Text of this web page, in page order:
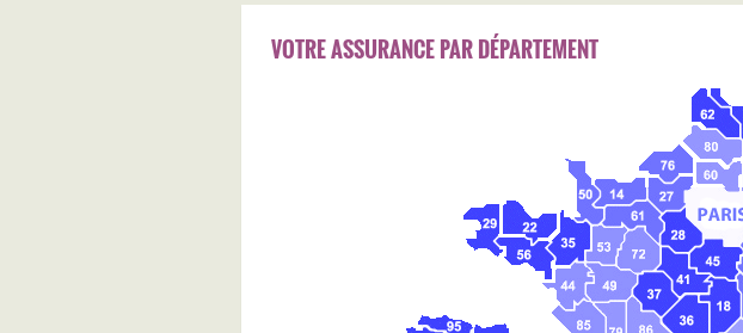
VOTRE ASSURANCE PAR DÉPARTEMENT